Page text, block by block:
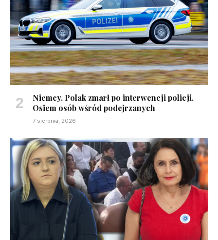
Niemcy. Polak zmarł po interwencji policji.
Osiem osób wśród podejrzanych
7 sierpnia, 2026